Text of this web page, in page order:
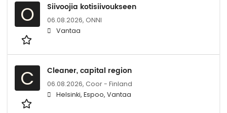
O Siivoojia kotisiivoukseen
06.08.2026, ONNI
Vantaa
C Cleaner, capital region
06.08.2026, Coor - Finland
Helsinki, Espoo, Vantaa